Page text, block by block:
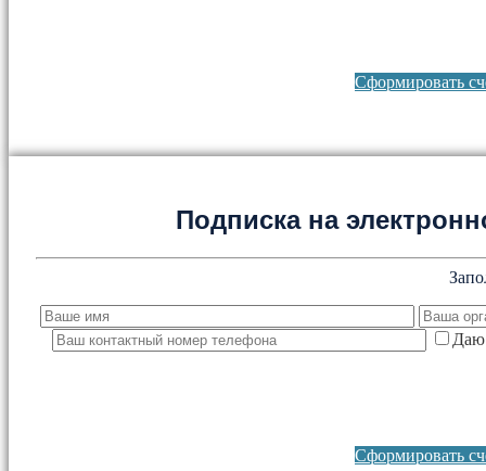
Сформировать
Подписка на
Даю
Сформировать